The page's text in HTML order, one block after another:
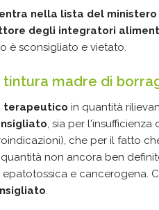
nella lista del
degli integratori
è sconsigliato e vietato.
madre di
terapeutico in quantità
, sia per l'insufficienza
che per il fatto
non ancora ben
e cancerogena.
.